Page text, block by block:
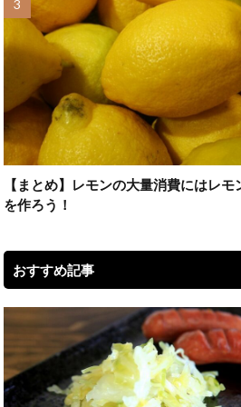
【まとめ】レモンの大量消費にはレモ
を作ろう！
おすすめ記事